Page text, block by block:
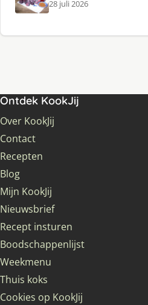
28 juli 2026
Ontdek KookJij
Over KookJij
Contact
Recepten
Blog
Mijn KookJij
Nieuwsbrief
Recept insturen
Boodschappenlijst
Weekmenu
Thuis koks
Cookies op KookJij